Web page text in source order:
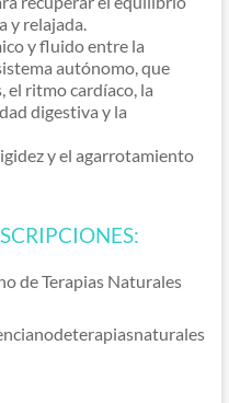
y relajada.
y fluido entre la
autónomo, que
el ritmo cardíaco, la
digestiva y la
y el agarrotamiento
de Terapias Naturales